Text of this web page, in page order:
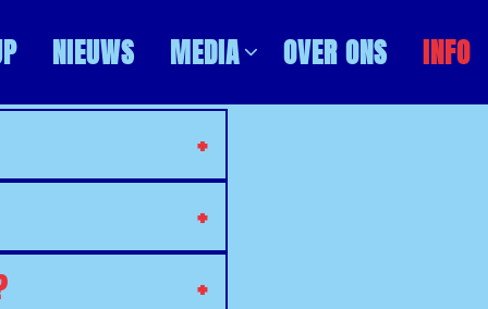
NIEUWS MEDIA OVER ONS INFO